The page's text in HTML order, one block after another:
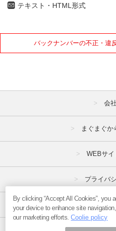
テキスト・HTML形式
バックナンバーの不正・違
会
まぐまぐか
WEBサイ
プライバ
特定
By clicking “Accept All Cookies”, you
your device to enhance site
our marketing efforts.Coolie policy